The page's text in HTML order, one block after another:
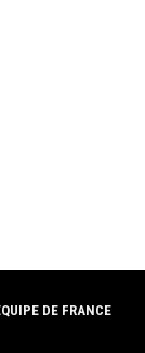
DE FRANCE